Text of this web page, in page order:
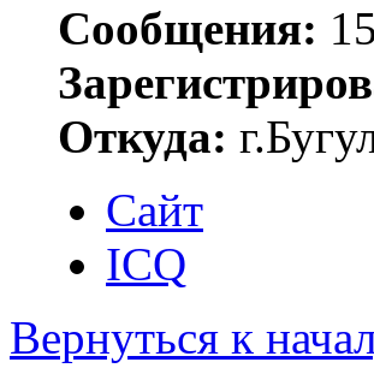
Сообщения:
Откуда:
Сайт
ICQ
Вернуться к